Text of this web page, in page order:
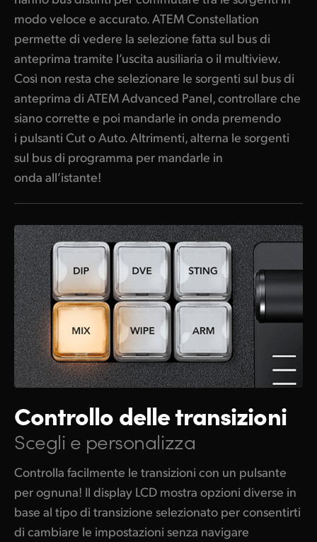
modo veloce e accurato. ATEM Constellation
permette di vedere la selezione fatta sul bus di
anteprima tramite l’uscita ausiliaria o il multiview.
Così non resta che selezionare le sorgenti sul bus di
anteprima di ATEM Advanced Panel, controllare che
siano corrette e poi mandarle in onda premendo
i pulsanti Cut o Auto. Altrimenti, alterna le sorgenti
sul bus di programma per mandarle in
onda all’istante!
Controllodelle transizioni
Scegli e personalizza
Controlla facilmente le transizioni con un pulsante
per ognuna! Il display LCD mostra opzioni diverse in
base al tipo di transizione selezionato per consentirti
di cambiare le impostazioni senza navigare